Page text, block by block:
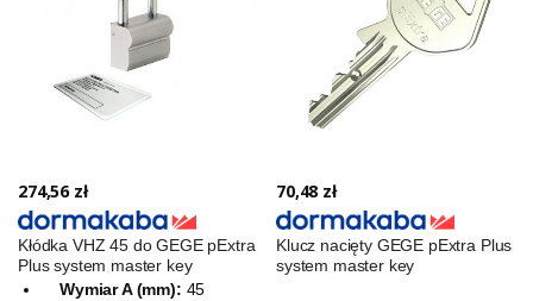
274,56 zł
Kłódka VHZ 45 do GEGE pExtra
Plus system master key
Wymiar A (mm): 45
70,48 zł
Klucz nacięty GEGE pExtra Plus
system master key